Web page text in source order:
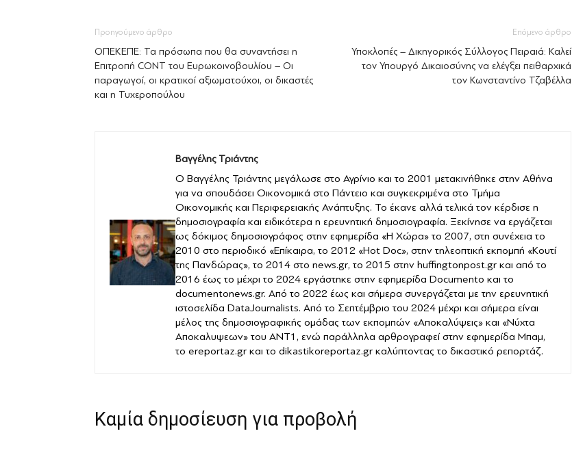
Προηγούμενο άρθρο
ΟΠΕΚΕΠΕ: Τα πρόσωπα που θα συναντήσει η
Επιτρoπή CONT του Ευρωκοινοβουλίου – Οι
παραγωγοί, οι κρατικοί αξιωματούχοι, οι δικαστές
και η Τυχεροπούλου
Επόμενο άρθρο
Υποκλοπές – Δικηγορικός Σύλλογος Πειραιά: Καλεί
τον Υπουργό Δικαιοσύνης να ελέγξει πειθαρχικά
τον Κωνσταντίνο Τζαβέλλα
Βαγγέλης Τριάντης
Ο Βαγγέλης Τριάντης μεγάλωσε στο Αγρίνιο και το 2001 μετακινήθηκε στην Αθήνα
για να σπουδάσει Οικονομικά στο Πάντειο και συγκεκριμένα στο Τμήμα
Οικονομικής και Περιφερειακής Ανάπτυξης. Το έκανε αλλά τελικά τον κέρδισε η
δημοσιογραφία και ειδικότερα η ερευνητική δημοσιογραφία. Ξεκίνησε να εργάζεται
ως δόκιμος δημοσιογράφος στην εφημερίδα «Η Χώρα» το 2007, στη συνέχεια το
2010 στο περιοδικό «Επίκαιρα, το 2012 «Hot Doc», στην τηλεοπτική εκπομπή «Κουτί
της Πανδώρας», το 2014 στο news.gr, το 2015 στην huffingtonpost.gr και από το
2016 έως το μέχρι το 2024 εργάστηκε στην εφημερίδα Documento και το
documentonews.gr. Από το 2022 έως και σήμερα συνεργάζεται με την ερευνητική
ιστοσελίδα DataJournalists. Από το Σεπτέμβριο του 2024 μέχρι και σήμερα είναι
μέλος της δημοσιογραφικής ομάδας των εκπομπών «Αποκαλύψεις» και «Νύχτα
Αποκαλυψεων» του ANT1, ενώ παράλληλα αρθρογραφεί στην εφημερίδα Μπαμ,
το ereportaz.gr και το dikastikoreportaz.gr καλύπτοντας το δικαστικό ρεπορτάζ.
Καμία δημοσίευση για προβολή